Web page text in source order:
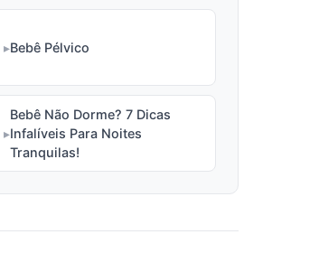
Bebê Pélvico
Bebê Não Dorme? 7 Dicas
Infalíveis Para Noites
Tranquilas!